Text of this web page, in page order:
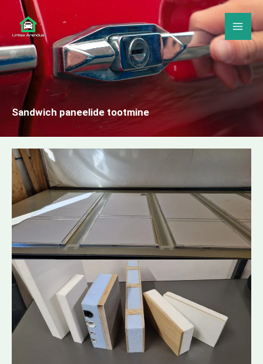
Skip
content
Sandwich paneelide tootmine